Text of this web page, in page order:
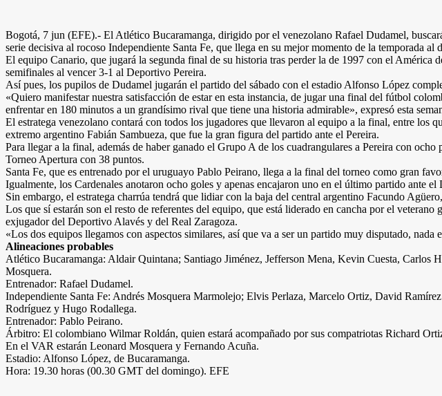
Bogotá, 7 jun (EFE).- El Atlético Bucaramanga, dirigido por el venezolano Rafael Dudamel,
serie decisiva al rocoso Independiente Santa Fe, que llega en su mejor momento de la temporada al
El equipo Canario, que jugará la segunda final de su historia tras perder la de 1997 con el
semifinales al vencer 3-1 al Deportivo Pereira.
Así pues, los pupilos de Dudamel jugarán el partido del sábado con el estadio Alfonso López
«Quiero manifestar nuestra satisfacción de estar en esta instancia, de jugar una final del fútbol
enfrentar en 180 minutos a un grandísimo rival que tiene una historia admirable», expresó esta
El estratega venezolano contará con todos los jugadores que llevaron al equipo a la final, entre
extremo argentino Fabián Sambueza, que fue la gran figura del partido ante el Pereira.
Para llegar a la final, además de haber ganado el Grupo A de los cuadrangulares a Pereira con
Torneo Apertura con 38 puntos.
Santa Fe, que es entrenado por el uruguayo Pablo Peirano, llega a la final del torneo como gran
Igualmente, los Cardenales anotaron ocho goles y apenas encajaron uno en el último partido ante
Sin embargo, el estratega charrúa tendrá que lidiar con la baja del central argentino Facundo
Los que sí estarán son el resto de referentes del equipo, que está liderado en cancha por el
exjugador del Deportivo Alavés y del Real Zaragoza.
«Los dos equipos llegamos con aspectos similares, así que va a ser un partido muy disputado, nada
Alineaciones probables
Atlético Bucaramanga: Aldair Quintana; Santiago Jiménez, Jefferson Mena, Kevin Cuesta,
Mosquera.
Entrenador: Rafael Dudamel.
Independiente Santa Fe: Andrés Mosquera Marmolejo; Elvis Perlaza, Marcelo Ortiz, David
Rodríguez y Hugo Rodallega.
Entrenador: Pablo Peirano.
Árbitro: El colombiano Wilmar Roldán, quien estará acompañado por sus compatriotas Richard
En el VAR estarán Leonard Mosquera y Fernando Acuña.
Estadio: Alfonso López, de Bucaramanga.
Hora: 19.30 horas (00.30 GMT del domingo). EFE